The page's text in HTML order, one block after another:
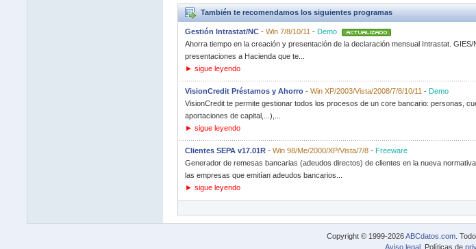
También te recomendamos los siguientes programas
Gestión Intrastat/NC- Win 7/8/10/11 - Demo
Ahorra tiempo en la creación y presentación de la declaración mensual Intrastat.
presentaciones a Hacienda que te...
► sigue leyendo
VisionCredit Préstamos y Ahorro- Win XP/2003/Vista/2008/7/8/10/11 - Demo
VisionCredit te permite gestionar todos los procesos de un core bancario: personas,
aportaciones de capital,...),...
► sigue leyendo
Clientes SEPA v17.01R- Win 98/Me/2000/XP/Vista/7/8- Freeware
Generador de remesas bancarias (adeudos directos) de clientes en la nueva
las empresas que emitían adeudos bancarios...
► sigue leyendo
Copyright © 1999-2026ABCdatos.com .
Aviso legal . Políticas de